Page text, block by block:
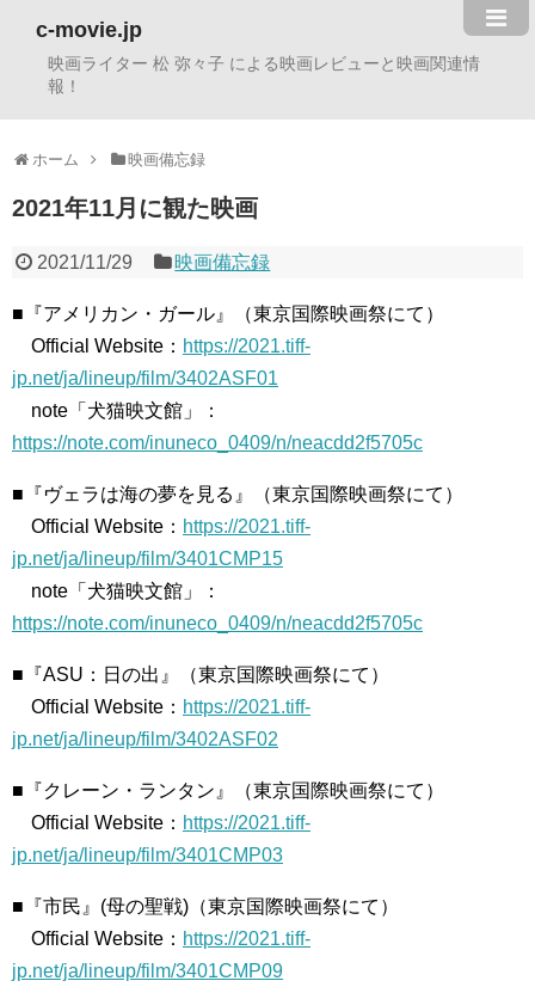
c-movie.jp
映画ライター 松 弥々子 による映画レビューと映画関連情
報！
ホーム 映画備忘録
2021年11月に観た映画
2021/11/29 映画備忘録
■『アメリカン・ガール』（東京国際映画祭にて）
Official Website： https://2021.tiff-
jp.net/ja/lineup/film/3402ASF01
note「犬猫映文館」：
https://note.com/inuneco_0409/n/neacdd2f5705c
■『ヴェラは海の夢を見る』（東京国際映画祭にて）
Official Website： https://2021.tiff-
jp.net/ja/lineup/film/3401CMP15
note「犬猫映文館」：
https://note.com/inuneco_0409/n/neacdd2f5705c
■『ASU：日の出』（東京国際映画祭にて）
Official Website： https://2021.tiff-
jp.net/ja/lineup/film/3402ASF02
■『クレーン・ランタン』（東京国際映画祭にて）
Official Website： https://2021.tiff-
jp.net/ja/lineup/film/3401CMP03
■『市民』(母の聖戦)（東京国際映画祭にて）
Official Website： https://2021.tiff-
jp.net/ja/lineup/film/3401CMP09